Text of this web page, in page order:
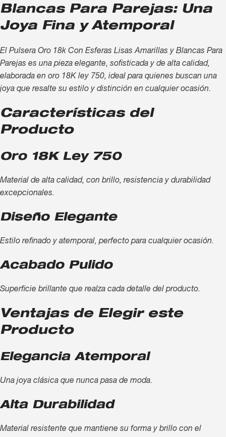
Blancas Para Parejas: Una
Joya Fina y Atemporal
El Pulsera Oro 18k Con Esferas Lisas Amarillas y Blancas Para
Parejas es una pieza elegante, sofisticada y de alta calidad,
elaborada en oro 18K ley 750, ideal para quienes buscan una
joya que resalte su estilo y distinción en cualquier ocasión.
Características del
Producto
Oro 18K Ley 750
Material de alta calidad, con brillo, resistencia y durabilidad
excepcionales.
Diseño Elegante
Estilo refinado y atemporal, perfecto para cualquier ocasión.
Acabado Pulido
Superficie brillante que realza cada detalle del producto.
Ventajas de Elegir este
Producto
Elegancia Atemporal
Una joya clásica que nunca pasa de moda.
Alta Durabilidad
Material resistente que mantiene su forma y brillo con el